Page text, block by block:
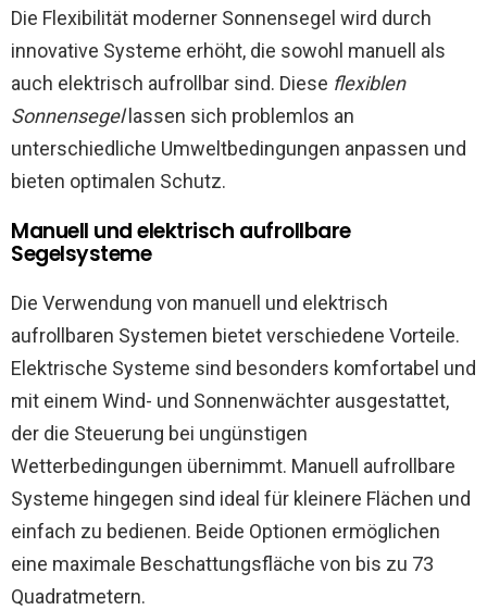
Die Flexibilität moderner Sonnensegel wird durch
innovative Systeme erhöht, die sowohl manuell als
auch elektrisch aufrollbar sind. Diese flexiblen
Sonnensegellassen sich problemlos an
unterschiedliche Umweltbedingungen anpassen und
bieten optimalen Schutz.
Manuell und elektrisch aufrollbare
Segelsysteme
Die Verwendung von manuell und elektrisch
aufrollbaren Systemen bietet verschiedene Vorteile.
Elektrische Systeme sind besonders komfortabel und
mit einem Wind- und Sonnenwächter ausgestattet,
der die Steuerung bei ungünstigen
Wetterbedingungen übernimmt. Manuell aufrollbare
Systeme hingegen sind ideal für kleinere Flächen und
einfach zu bedienen. Beide Optionen ermöglichen
eine maximale Beschattungsfläche von bis zu 73
Quadratmetern.